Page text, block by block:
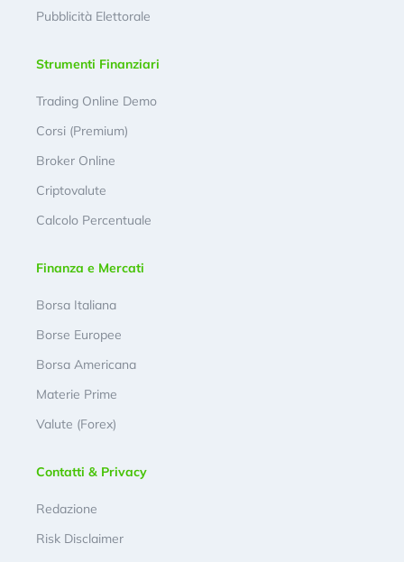
Pubblicità Elettorale
Strumenti Finanziari
Trading Online Demo
Corsi (Premium)
Broker Online
Criptovalute
Calcolo Percentuale
Finanza e Mercati
Borsa Italiana
Borse Europee
Borsa Americana
Materie Prime
Valute (Forex)
Contatti & Privacy
Redazione
Risk Disclaimer